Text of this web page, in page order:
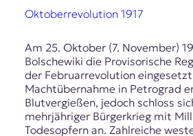
Oktoberrevolution 1917
Am 25. Oktober (7. November)
Bolschewiki die Provisorische
der Februarrevolution
Machtübernahme in Petrograd
Blutvergießen, jedoch schloss
mehrjähriger Bürgerkrieg mit
Todesopfern an. Zahlreiche